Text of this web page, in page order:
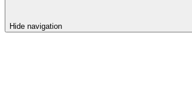
Hide navigation